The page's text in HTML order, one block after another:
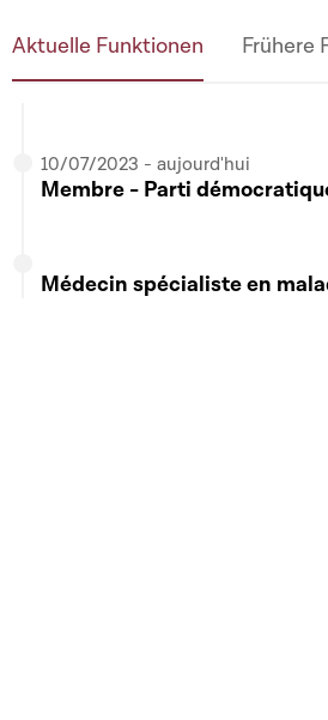
Conference (EISC)
Aktuelle Funktionen Frühere
10/07/2023 - aujourd'hui
Membre - Parti
Médecin spécialiste en